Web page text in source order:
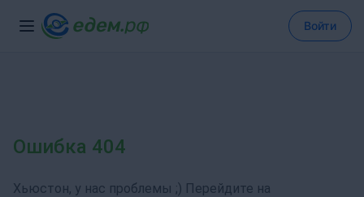
Войти
Ошибка 404
Хьюстон, у нас проблемы ;) Перейдите на